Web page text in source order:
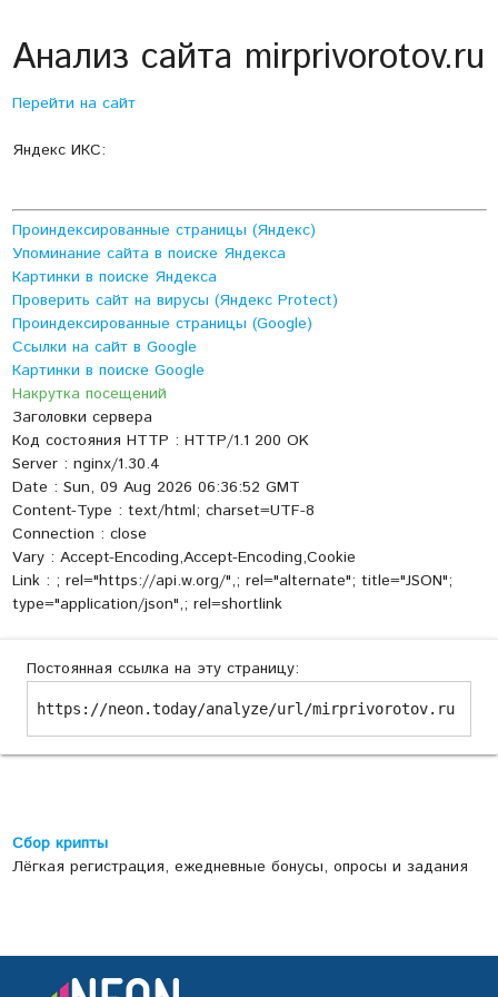
Анализ сайта mirprivorotov.ru
Перейти на сайт
Яндекс ИКС:
Проиндексированные страницы (Яндекс)
Упоминание сайта в поиске Яндекса
Картинки в поиске Яндекса
Проверить сайт на вирусы (Яндекс Protect)
Проиндексированные страницы (Google)
Ссылки на сайт в Google
Картинки в поиске Google
Накрутка посещений
Заголовки сервера
Код состояния HTTP : HTTP/1.1 200 OK
Server : nginx/1.30.4
Date : Sun, 09 Aug 2026 06:36:52 GMT
Content-Type : text/html; charset=UTF-8
Connection : close
Vary : Accept-Encoding,Accept-Encoding,Cookie
Link : ; rel="https://api.w.org/",; rel="alternate"; title="JSON";
type="application/json",; rel=shortlink
Постоянная ссылка на эту страницу:
https://neon.today/analyze/url/mirprivorotov.ru
Сбор крипты
Лёгкая регистрация, ежедневные бонусы, опросы и задания